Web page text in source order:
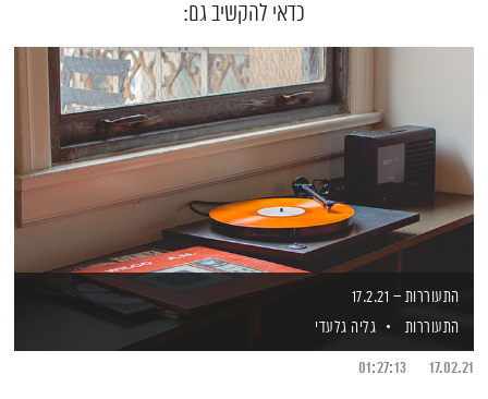
כדאי להקשיב גם:
התעוררות – 17.2.21
התעוררות
גליה גלעדי
17.02.21
01:27:13